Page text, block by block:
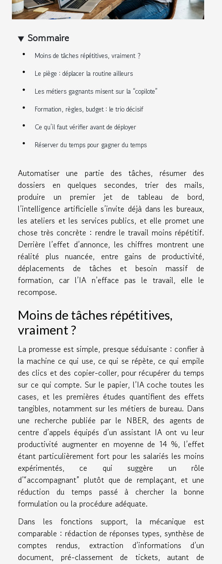
Sommaire
Moins de tâches répétitives, vraiment ?
Le piège : déplacer la routine ailleurs
Les métiers gagnants misent sur la “copilote”
Formation, règles, budget : le trio décisif
Ce qu’il faut vérifier avant de déployer
Réserver du temps pour gagner du temps
Automatiser une partie des tâches, résumer des
dossiers en quelques secondes, trier des mails,
produire un premier jet de tableau de bord,
l’intelligence artificielle s’invite déjà dans les bureaux,
les ateliers et les services publics, et elle promet une
chose très concrète : rendre le travail moins répétitif.
Derrière l’effet d’annonce, les chiffres montrent une
réalité plus nuancée, entre gains de productivité,
déplacements de tâches et besoin massif de
formation, car l’IA n’efface pas le travail, elle le
recompose.
Moins de tâches répétitives,
vraiment ?
La promesse est simple, presque séduisante : confier à
la machine ce qui use, ce qui se répète, ce qui empile
des clics et des copier-coller, pour récupérer du temps
sur ce qui compte. Sur le papier, l’IA coche toutes les
cases, et les premières études quantifient des effets
tangibles, notamment sur les métiers de bureau. Dans
une recherche publiée par le NBER, des agents de
centre d’appels équipés d’un assistant IA ont vu leur
productivité augmenter en moyenne de 14 %, l’effet
étant particulièrement fort pour les salariés les moins
expérimentés, ce qui suggère un rôle
d’“accompagnant” plutôt que de remplaçant, et une
réduction du temps passé à chercher la bonne
formulation ou la procédure adéquate.
Dans les fonctions support, la mécanique est
comparable : rédaction de réponses types, synthèse de
comptes rendus, extraction d’informations d’un
document, pré-classement de tickets, autant de